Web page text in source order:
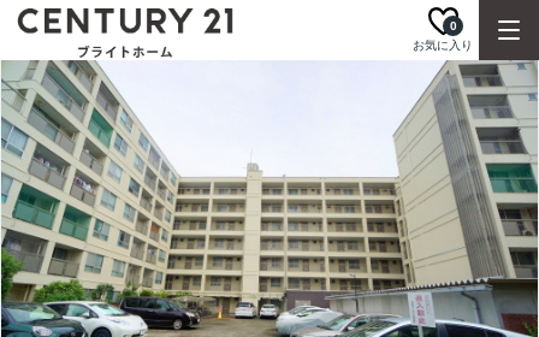
お気に入り
0